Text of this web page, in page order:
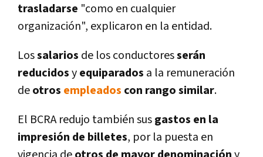
trasladarse "como en cualquier
organización", explicaron en la entidad.
Lossalarios de los conductoresserán
reducidosyequiparados a la remuneración
deotros empleados con rango similar.
El BCRA redujo también susgastos en la
impresión de billetes, por la puesta en